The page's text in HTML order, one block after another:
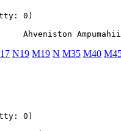
0)
N19 M19 N M35 M40
0)